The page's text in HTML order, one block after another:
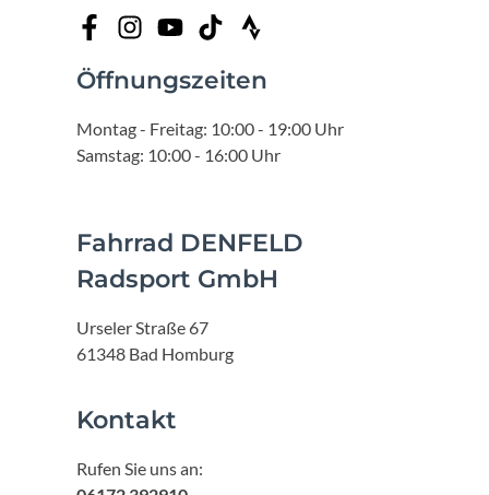
Öffnungszeiten
Montag - Freitag: 10:00 - 19:00 Uhr
Samstag: 10:00 - 16:00 Uhr
Fahrrad DENFELD
Radsport GmbH
Urseler Straße 67
61348 Bad Homburg
Kontakt
Rufen Sie uns an: